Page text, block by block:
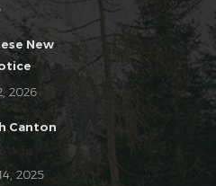
New
2026
Canton
2025